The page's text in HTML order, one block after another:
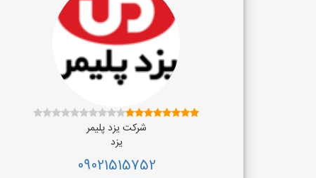
شرکت یزد پلیمر
یزد
09021515752